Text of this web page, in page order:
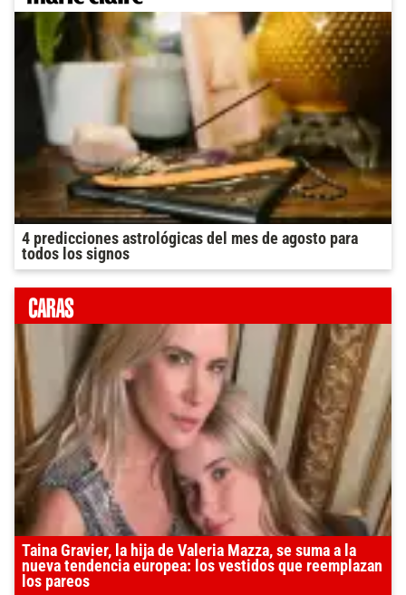
4 predicciones astrológicas del mes de agosto para
todos los signos
Taina Gravier, la hija de Valeria Mazza, se suma a la
nueva tendencia europea: los vestidos que reemplazan
los pareos